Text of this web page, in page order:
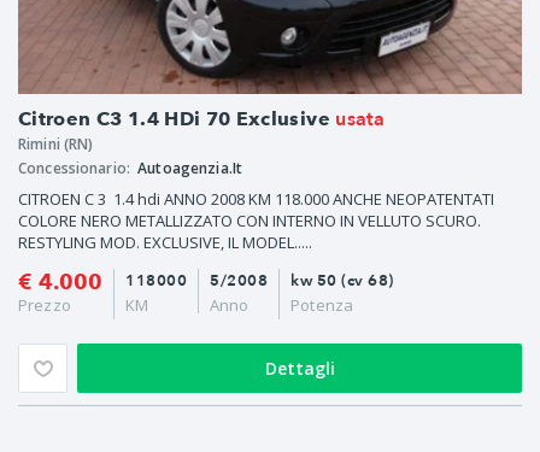
Citroen C3 1.4 HDi 70 Exclusive usata
Rimini (RN)
Concessionario: Autoagenzia.It
CITROEN C 3 1.4 hdi ANNO 2008 KM 118.000 ANCHE NEOPATENTATI
COLORE NERO METALLIZZATO CON INTERNO IN VELLUTO SCURO.
RESTYLING MOD. EXCLUSIVE, IL MODEL.....
€ 4.000
Prezzo
5/2008
Anno
118000
KM
kw 50 (cv 68)
Potenza
Dettagli